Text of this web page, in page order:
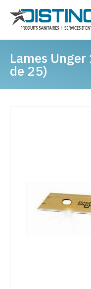
Lames
de 25)